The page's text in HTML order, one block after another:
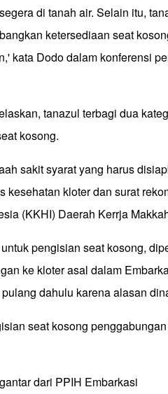
di tanah air. Selain itu,
ketersediaan seat
kata Dodo dalam konferensi
tanazul terbagi dua
kosong.
sakit syarat yang harus
kesehatan kloter dan surat
(KKHI) Daerah Kerrja
pengisian seat kosong,
ke kloter asal dalam
dahulu karena alasan
seat kosong
dari PPIH Embarkasi